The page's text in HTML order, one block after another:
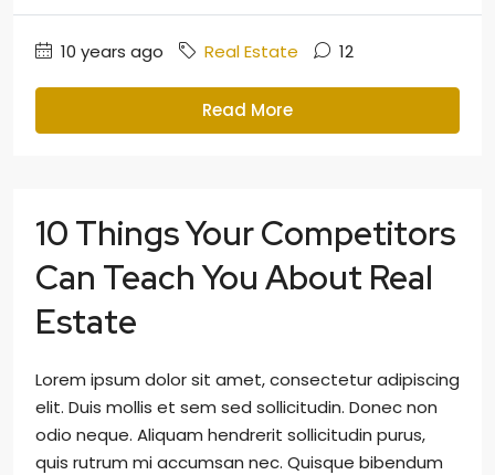
10 years ago Real Estate 12
Read More
10 Things Your Competitors
Can Teach You About Real
Estate
Lorem ipsum dolor sit amet, consectetur adipiscing
elit. Duis mollis et sem sed sollicitudin. Donec non
odio neque. Aliquam hendrerit sollicitudin purus,
quis rutrum mi accumsan nec. Quisque bibendum